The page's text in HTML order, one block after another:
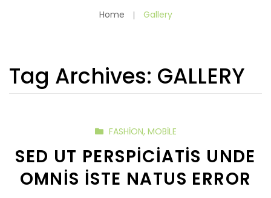
Home Gallery
Tag Archives: GALLERY
FASHION, MOBILE
SED UT PERSPICIATIS UNDE
OMNIS ISTE NATUS ERROR